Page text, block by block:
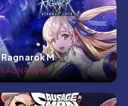
Ragnarok M
RAGNAROK